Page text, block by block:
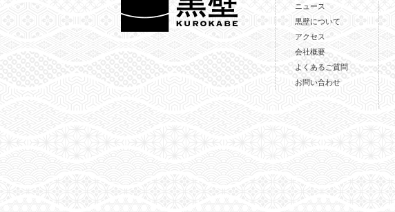
ニュース
黒壁について
アクセス
会社概要
よくあるご質問
お問い合わせ